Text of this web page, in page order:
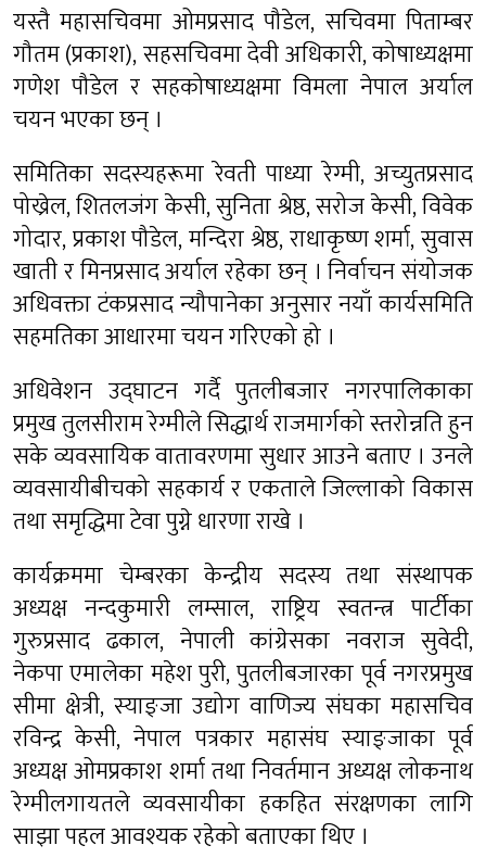
यस्तै महासचिवमा ओमप्रसाद पौडेल, सचिवमा पिताम्बर
गौतम (प्रकाश), सहसचिवमा देवी अधिकारी, कोषाध्यक्षमा
गणेश पौडेल र सहकोषाध्यक्षमा विमला नेपाल अर्याल
चयन भएका छन् ।
समितिका सदस्यहरूमा रेवती पाध्या रेग्मी, अच्युतप्रसाद
पोख्रेल, शितलजंग केसी, सुनिता श्रेष्ठ, सरोज केसी, विवेक
गोदार, प्रकाश पौडेल, मन्दिरा श्रेष्ठ, राधाकृष्ण शर्मा, सुवास
खाती र मिनप्रसाद अर्याल रहेका छन् । निर्वाचन संयोजक
अधिवक्ता टंकप्रसाद न्यौपानेका अनुसार नयाँ कार्यसमिति
सहमतिका आधारमा चयन गरिएको हो ।
अधिवेशन उद्घाटन गर्दै पुतलीबजार नगरपालिकाका
प्रमुख तुलसीराम रेग्मीले सिद्धार्थ राजमार्गको स्तरोन्नति हुन
सके व्यवसायिक वातावरणमा सुधार आउने बताए । उनले
व्यवसायीबीचको सहकार्य र एकताले जिल्लाको विकास
तथा समृद्धिमा टेवा पुग्ने धारणा राखे ।
कार्यक्रममा चेम्बरका केन्द्रीय सदस्य तथा संस्थापक
अध्यक्ष नन्दकुमारी लम्साल, राष्ट्रिय स्वतन्त्र पार्टीका
गुरुप्रसाद ढकाल, नेपाली कांग्रेसका नवराज सुवेदी,
नेकपा एमालेका महेश पुरी, पुतलीबजारका पूर्व नगरप्रमुख
सीमा क्षेत्री, स्याङ्जा उद्योग वाणिज्य संघका महासचिव
रविन्द्र केसी, नेपाल पत्रकार महासंघ स्याङ्जाका पूर्व
अध्यक्ष ओमप्रकाश शर्मा तथा निवर्तमान अध्यक्ष लोकनाथ
रेग्मीलगायतले व्यवसायीका हकहित संरक्षणका लागि
साझा पहल आवश्यक रहेको बताएका थिए ।